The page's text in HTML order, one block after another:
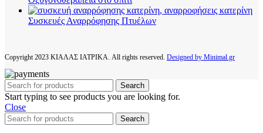
Συσκευές Αναρρόφησης Πτυέλων
Copyright2023 ΚΙΑΛΑΣ ΙΑΤΡΙΚΑ. All rights reserved. Designed by Minimal.gr
Search
Start typing to see products you are looking for.
Close
Search